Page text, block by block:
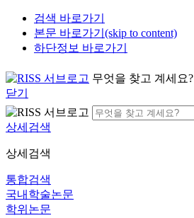
검색 바로가기
본문 바로가기(skip to content)
하단정보 바로가기
무엇을 찾고 계세요?
닫기
상세검색
상세검색
통합검색
국내학술논문
학위논문